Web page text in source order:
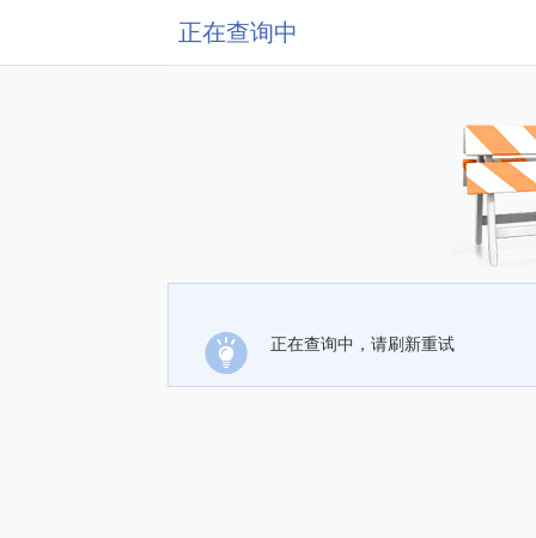
正在查询中
正在查询中，请刷新重试